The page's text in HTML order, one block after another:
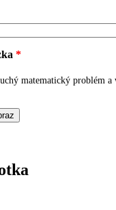
*
matematický problém a